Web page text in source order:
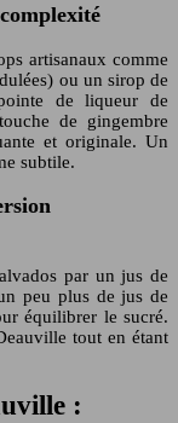
artisanaux comme
ou un sirop de
de liqueur de
de gingembre
et originale. Un
subtile.
par un jus de
peu plus de jus de
équilibrer le sucré.
tout en étant
: